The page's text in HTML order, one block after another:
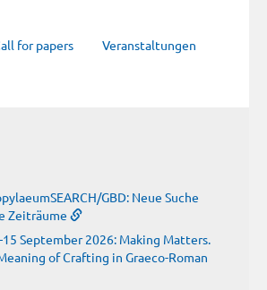
for papers Veranstaltungen
GBD: Neue Suche
Zeiträume
September 2026: Making Matters.
of Crafting in Graeco-Roman